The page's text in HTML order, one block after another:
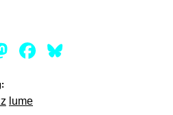
Mastodon
Facebook
lume